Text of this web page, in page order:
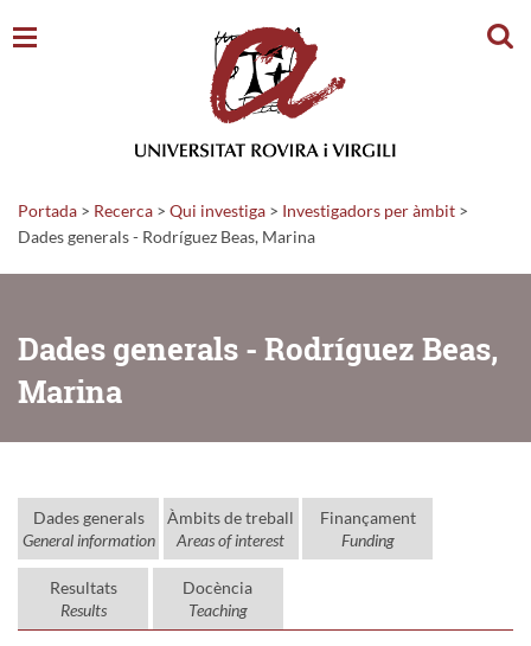
Portada > Recerca > Qui investiga > Investigadors per àmbit >
Dades generals - Rodríguez Beas, Marina
Dades generals - Rodríguez Beas,
Marina
Dades generals
General information
Àmbits de treball
Areas of interest
Finançament
Funding
Resultats
Results
Docència
Teaching